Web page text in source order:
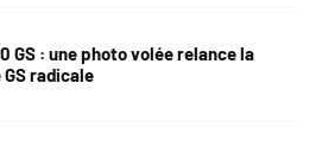
GS : une photo volée relance la
GS radicale